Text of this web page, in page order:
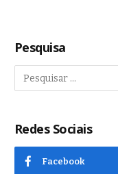
Pesquisa
Redes Sociais
Facebook